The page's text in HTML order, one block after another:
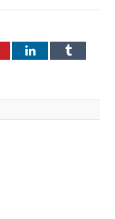
LinkedInTumblr